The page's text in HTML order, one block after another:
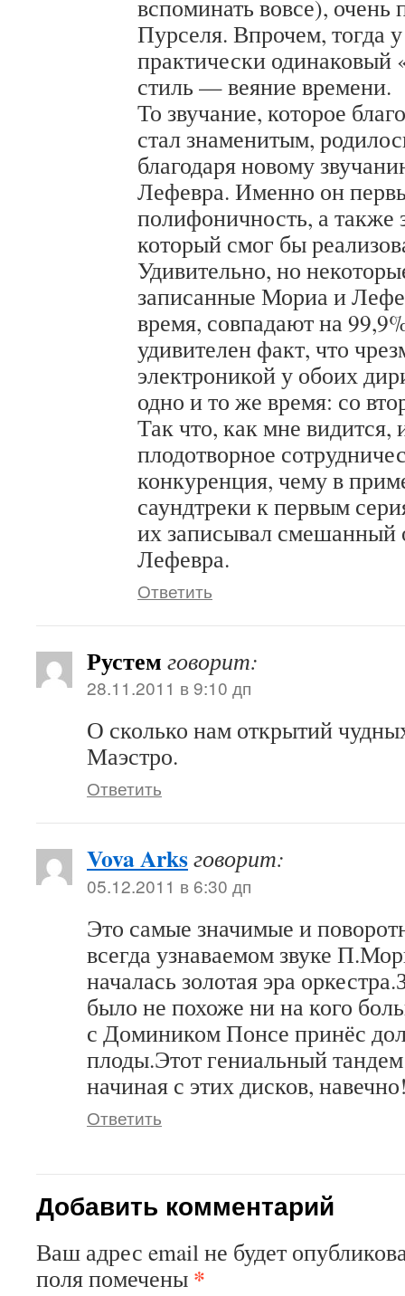
вспоминать вовсе), очень
Пурселя. Впрочем, тогда
практически одинаковый
стиль — веяние времени.
То звучание, которое
стал знаменитым,
благодаря новому
Лефевра. Именно он
полифоничность, а также
который смог бы
Удивительно, но
записанные Мориа и
время, совпадают на
удивителен факт, что
электроникой у обоих
одно и то же время: со
Так что, как мне видится,
плодотворное
конкуренция, чему в
саундтреки к первым
их записывал смешанный
Лефевра.
Ответить
Рустем говорит:
28.11.2011 в 9:10 дп
О сколько нам открытий
Маэстро.
Ответить
Vova Arksговорит:
05.12.2011 в 6:30 дп
Это самые значимые и
всегда узнаваемом звуке
началась золотая эра
было не похоже ни на кого
с Домиником Понсе принёс
плоды.Этот гениальный
начиная с этих дисков,
Ответить
Добавить комментарий
Ваш адрес email не будет
поля помечены *